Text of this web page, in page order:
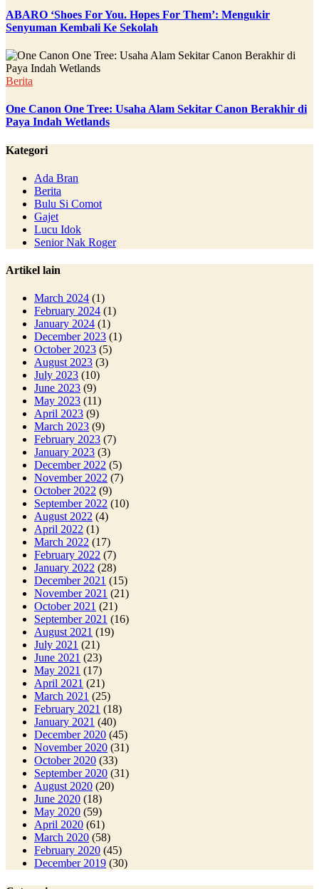
ABARO ‘Shoes For You. Hopes For Them’: Mengukir
Senyuman Kembali Ke Sekolah
Berita
One Canon One Tree: Usaha Alam Sekitar Canon Berakhir di
Paya Indah Wetlands
Kategori
Ada Bran
Berita
Bulu Si Comot
Gajet
Lucu Idok
Senior Nak Roger
Artikel lain
March 2024 (1)
February 2024 (1)
January 2024 (1)
December 2023 (1)
October 2023 (5)
August 2023 (3)
July 2023 (10)
June 2023 (9)
May 2023 (11)
April 2023 (9)
March 2023 (9)
February 2023 (7)
January 2023 (3)
December 2022 (5)
November 2022 (7)
October 2022 (9)
September 2022 (10)
August 2022 (4)
April 2022 (1)
March 2022 (17)
February 2022 (7)
January 2022 (28)
December 2021 (15)
November 2021 (21)
October 2021 (21)
September 2021 (16)
August 2021 (19)
July 2021 (21)
June 2021 (23)
May 2021 (17)
April 2021 (21)
March 2021 (25)
February 2021 (18)
January 2021 (40)
December 2020 (45)
November 2020 (31)
October 2020 (33)
September 2020 (31)
August 2020 (20)
June 2020 (18)
May 2020 (59)
April 2020 (61)
March 2020 (58)
February 2020 (45)
December 2019 (30)